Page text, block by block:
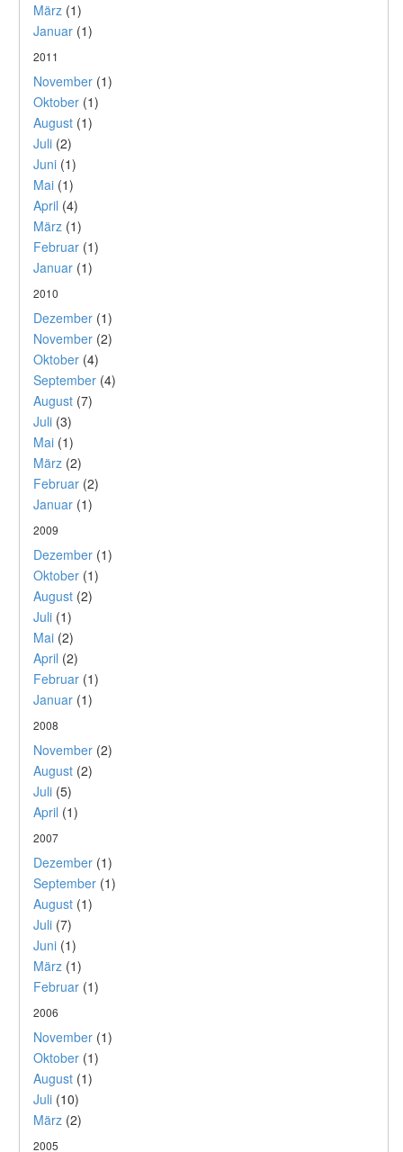
März (1)
Januar (1)
2011
November (1)
Oktober (1)
August (1)
Juli (2)
Juni (1)
Mai (1)
April (4)
März (1)
Februar (1)
Januar (1)
2010
Dezember (1)
November (2)
Oktober (4)
September (4)
August (7)
Juli (3)
Mai (1)
März (2)
Februar (2)
Januar (1)
2009
Dezember (1)
Oktober (1)
August (2)
Juli (1)
Mai (2)
April (2)
Februar (1)
Januar (1)
2008
November (2)
August (2)
Juli (5)
April (1)
2007
Dezember (1)
September (1)
August (1)
Juli (7)
Juni (1)
März (1)
Februar (1)
2006
November (1)
Oktober (1)
August (1)
Juli (10)
März (2)
2005